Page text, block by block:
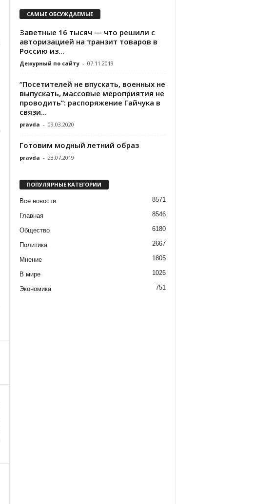
САМЫЕ ОБСУЖДАЕМЫЕ
Заветные 16 тысяч — что решили с
авторизацией на транзит товаров в
Россию из...
Дежурный по сайту - 07.11.2019
“Посетителей не впускать, военных не
выпускать, массовые мероприятия не
проводить”: распоряжение Гайчука в
связи...
pravda - 09.03.2020
Готовим модный летний образ
pravda - 23.07.2019
ПОПУЛЯРНЫЕ КАТЕГОРИИ
Все новости 8571
Главная 8546
Общество 6180
Политика 2667
Мнение 1805
В мире 1026
Экономика 751